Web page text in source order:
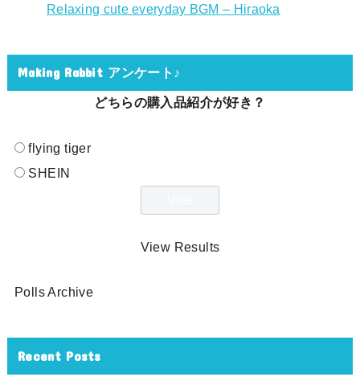
Relaxing cute everyday BGM – Hiraoka
Making Rabbit アンケート♪
どちらの購入品紹介が好き？
flying tiger
SHEIN
View Results
Polls Archive
Recent Posts